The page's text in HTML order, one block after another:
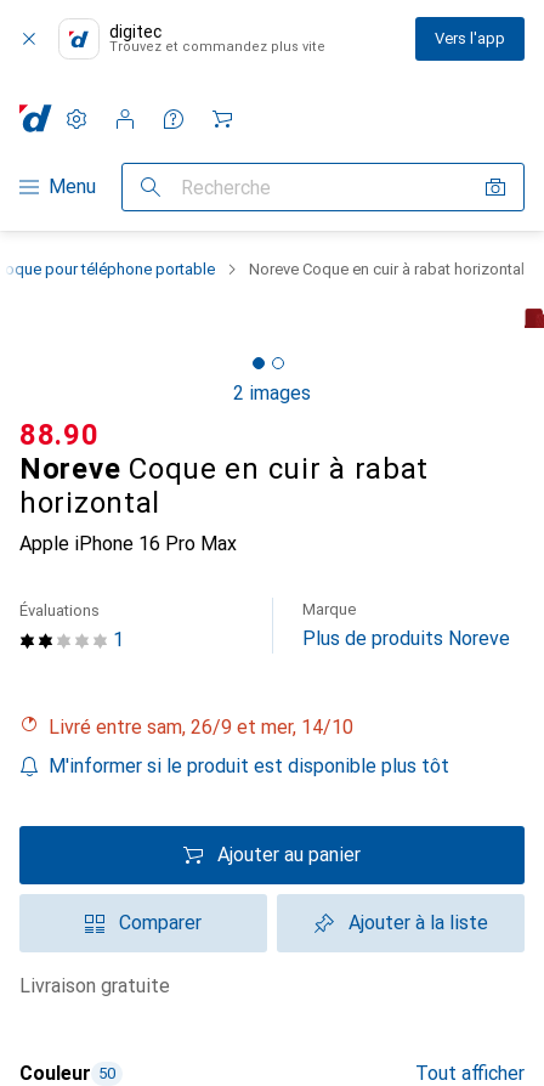
digitec
Trouvez et commandez plus vite Vers l'app
Navigation par catégorie
Menu Recherche
Paramètres
Compte client
Listes de comparaison
Listes d'envies
Panier
pour téléphone portable Noreve Coque en cuir à rabat horizontal
2 images
Noreve Coque en cuir à rabat
horizontal
Apple iPhone 16 Pro Max
CHF
88.90
1
Évaluations Marque
Plus de produits Noreve
Livré entre sam, 26/9 et mer, 14/10
M'informer si le produit est disponible plus tôt
Ajouter au panier
Comparer Ajouter à la liste
livraison gratuite
Couleur 50 Tout afficher